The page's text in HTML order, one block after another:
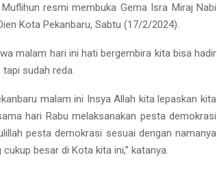
resmi membuka Gema Isra Miraj Nabi
Kota Pekanbaru, Sabtu (17/2/2024).
malam hari ini hati bergembira kita bisa hadir
sudah reda.
malam ini Insya Allah kita lepaskan kita
hari Rabu melaksanakan pesta demokrasi
pesta demokrasi sesuai dengan namanya
besar di Kota kita ini,” katanya.